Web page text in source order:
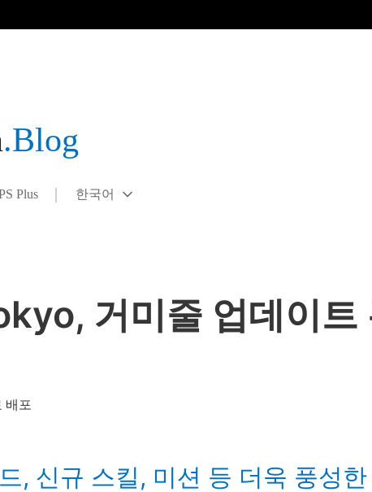
.Blog
Plus
Select
Current
한국어
거미줄 업데이트
, 신규 스킬, 미션 등 더욱 풍성